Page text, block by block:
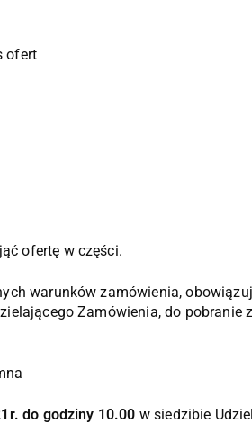
ofert
ofertę w części.
warunków zamówienia,
Zamówienia, do pobranie
do godziny 10.00 w siedzibie